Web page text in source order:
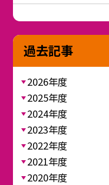
過去記事
2026年度
2025年度
2024年度
2023年度
2022年度
2021年度
2020年度